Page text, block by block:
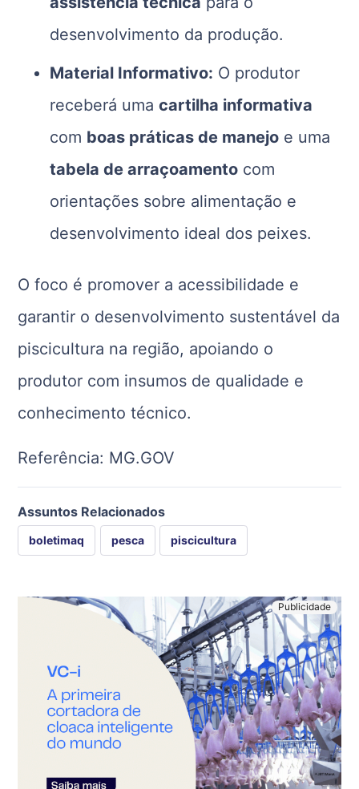
desenvolvimento da produção.
Material Informativo: O produtor
receberá umacartilha informativa
com boas práticas de manejo e uma
tabela de arraçoamento com
orientações sobre alimentação e
desenvolvimento ideal dos peixes.
O foco é promover a acessibilidade e
garantir o desenvolvimento sustentável da
piscicultura na região, apoiando o
produtor com insumos de qualidade e
conhecimento técnico.
Referência: MG.GOV
Assuntos Relacionados
boletimaq pesca piscicultura